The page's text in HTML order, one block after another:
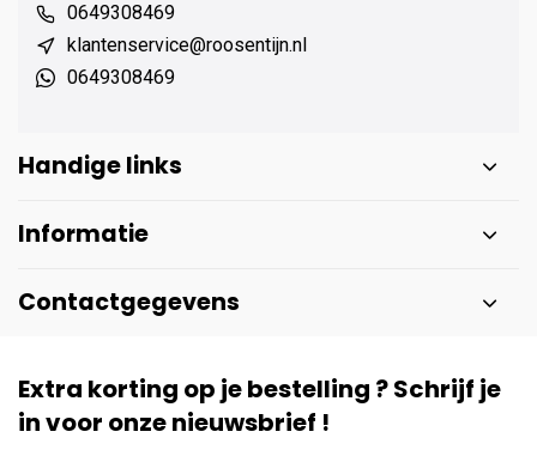
0649308469
klantenservice@roosentijn.nl
0649308469
Handige links
Informatie
Contactgegevens
Extra korting op je bestelling ? Schrijf je
in voor onze nieuwsbrief !